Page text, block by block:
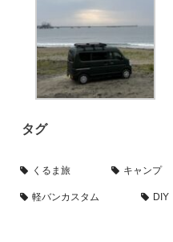
タグ
くるま旅 キャンプ
軽バンカスタム DIY